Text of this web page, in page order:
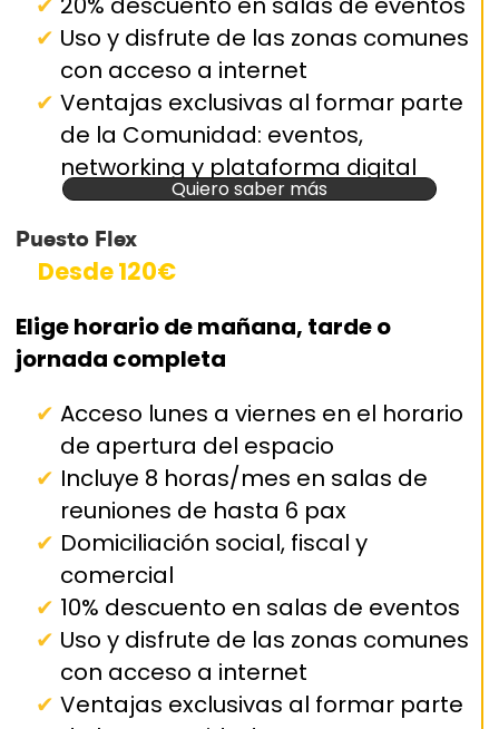
Uso y disfrute de las zonas comunes
con acceso a internet
Ventajas exclusivas al formar parte
de la Comunidad: eventos,
networking y plataforma digital
Quiero saber más
Puesto Flex
Desde 120€
Elige horario de mañana, tarde o
jornada completa
Acceso lunes a viernes en el horario
de apertura del espacio
Incluye 8 horas/mes en salas de
reuniones de hasta 6 pax
Domiciliación social, fiscal y
comercial
10% descuento en salas de eventos
Uso y disfrute de las zonas comunes
con acceso a internet
Ventajas exclusivas al formar parte